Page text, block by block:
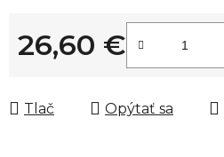
26,60 €
Jednotková cena:
Tlač Opýtať sa